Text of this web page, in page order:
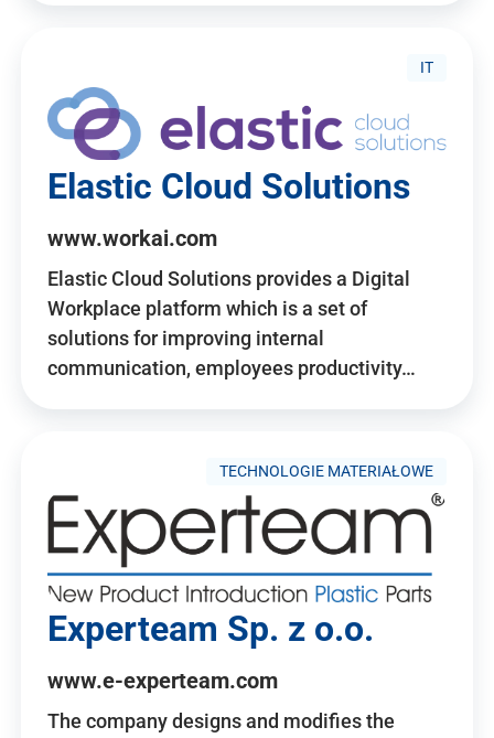
IT
Elastic Cloud Solutions
www.workai.com
Elastic Cloud Solutions provides a Digital
Workplace platform which is a set of
solutions for improving internal
communication, employees productivity…
TECHNOLOGIE MATERIAŁOWE
Experteam Sp. z o.o.
www.e-experteam.com
The company designs and modifies the